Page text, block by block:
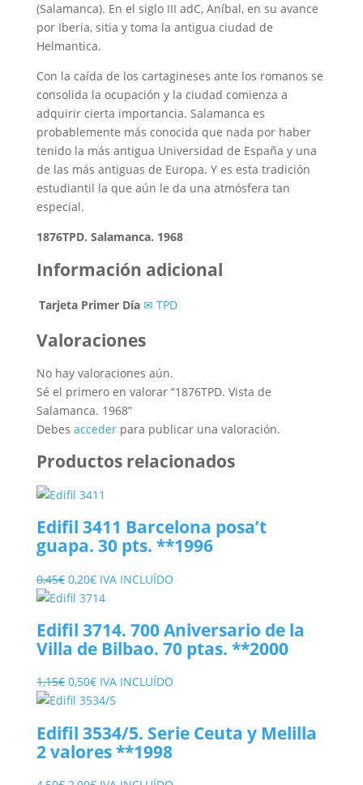
(Salamanca). En el siglo III adC, Aníbal, en su avance
por Iberia, sitia y toma la antigua ciudad de
Helmantica.
Con la caída de los cartagineses ante los romanos se
consolida la ocupación y la ciudad comienza a
adquirir cierta importancia. Salamanca es
probablemente más conocida que nada por haber
tenido la más antigua Universidad de España y una
de las más antiguas de Europa. Y es esta tradición
estudiantil la que aún le da una atmósfera tan
especial.
1876TPD. Salamanca. 1968
Información adicional
Tarjeta Primer Día ✉ TPD
Valoraciones
No hay valoraciones aún.
Sé el primero en valorar “1876TPD. Vista de
Salamanca. 1968”
Debes accederpara publicar una valoración.
Productos relacionados
Edifil 3411 Barcelona posa’t
guapa. 30 pts. **1996
0,45€ El
precio
era:
0,45€.
0,20€El
precio
es:
0,20€.
IVA INCLUÍDO
Edifil 3714. 700 Aniversario de la
Villa de Bilbao. 70 ptas. **2000
1,15€ El
precio
era:
1,15€.
0,50€El
precio
es:
0,50€.
IVA INCLUÍDO
Edifil 3534/5. Serie Ceuta y Melilla
2 valores **1998